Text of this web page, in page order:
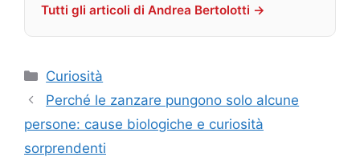
Tutti gli articoli di Andrea Bertolotti →
Categorie
Curiosità
Perché le zanzare pungono solo alcune
persone: cause biologiche e curiosità
sorprendenti